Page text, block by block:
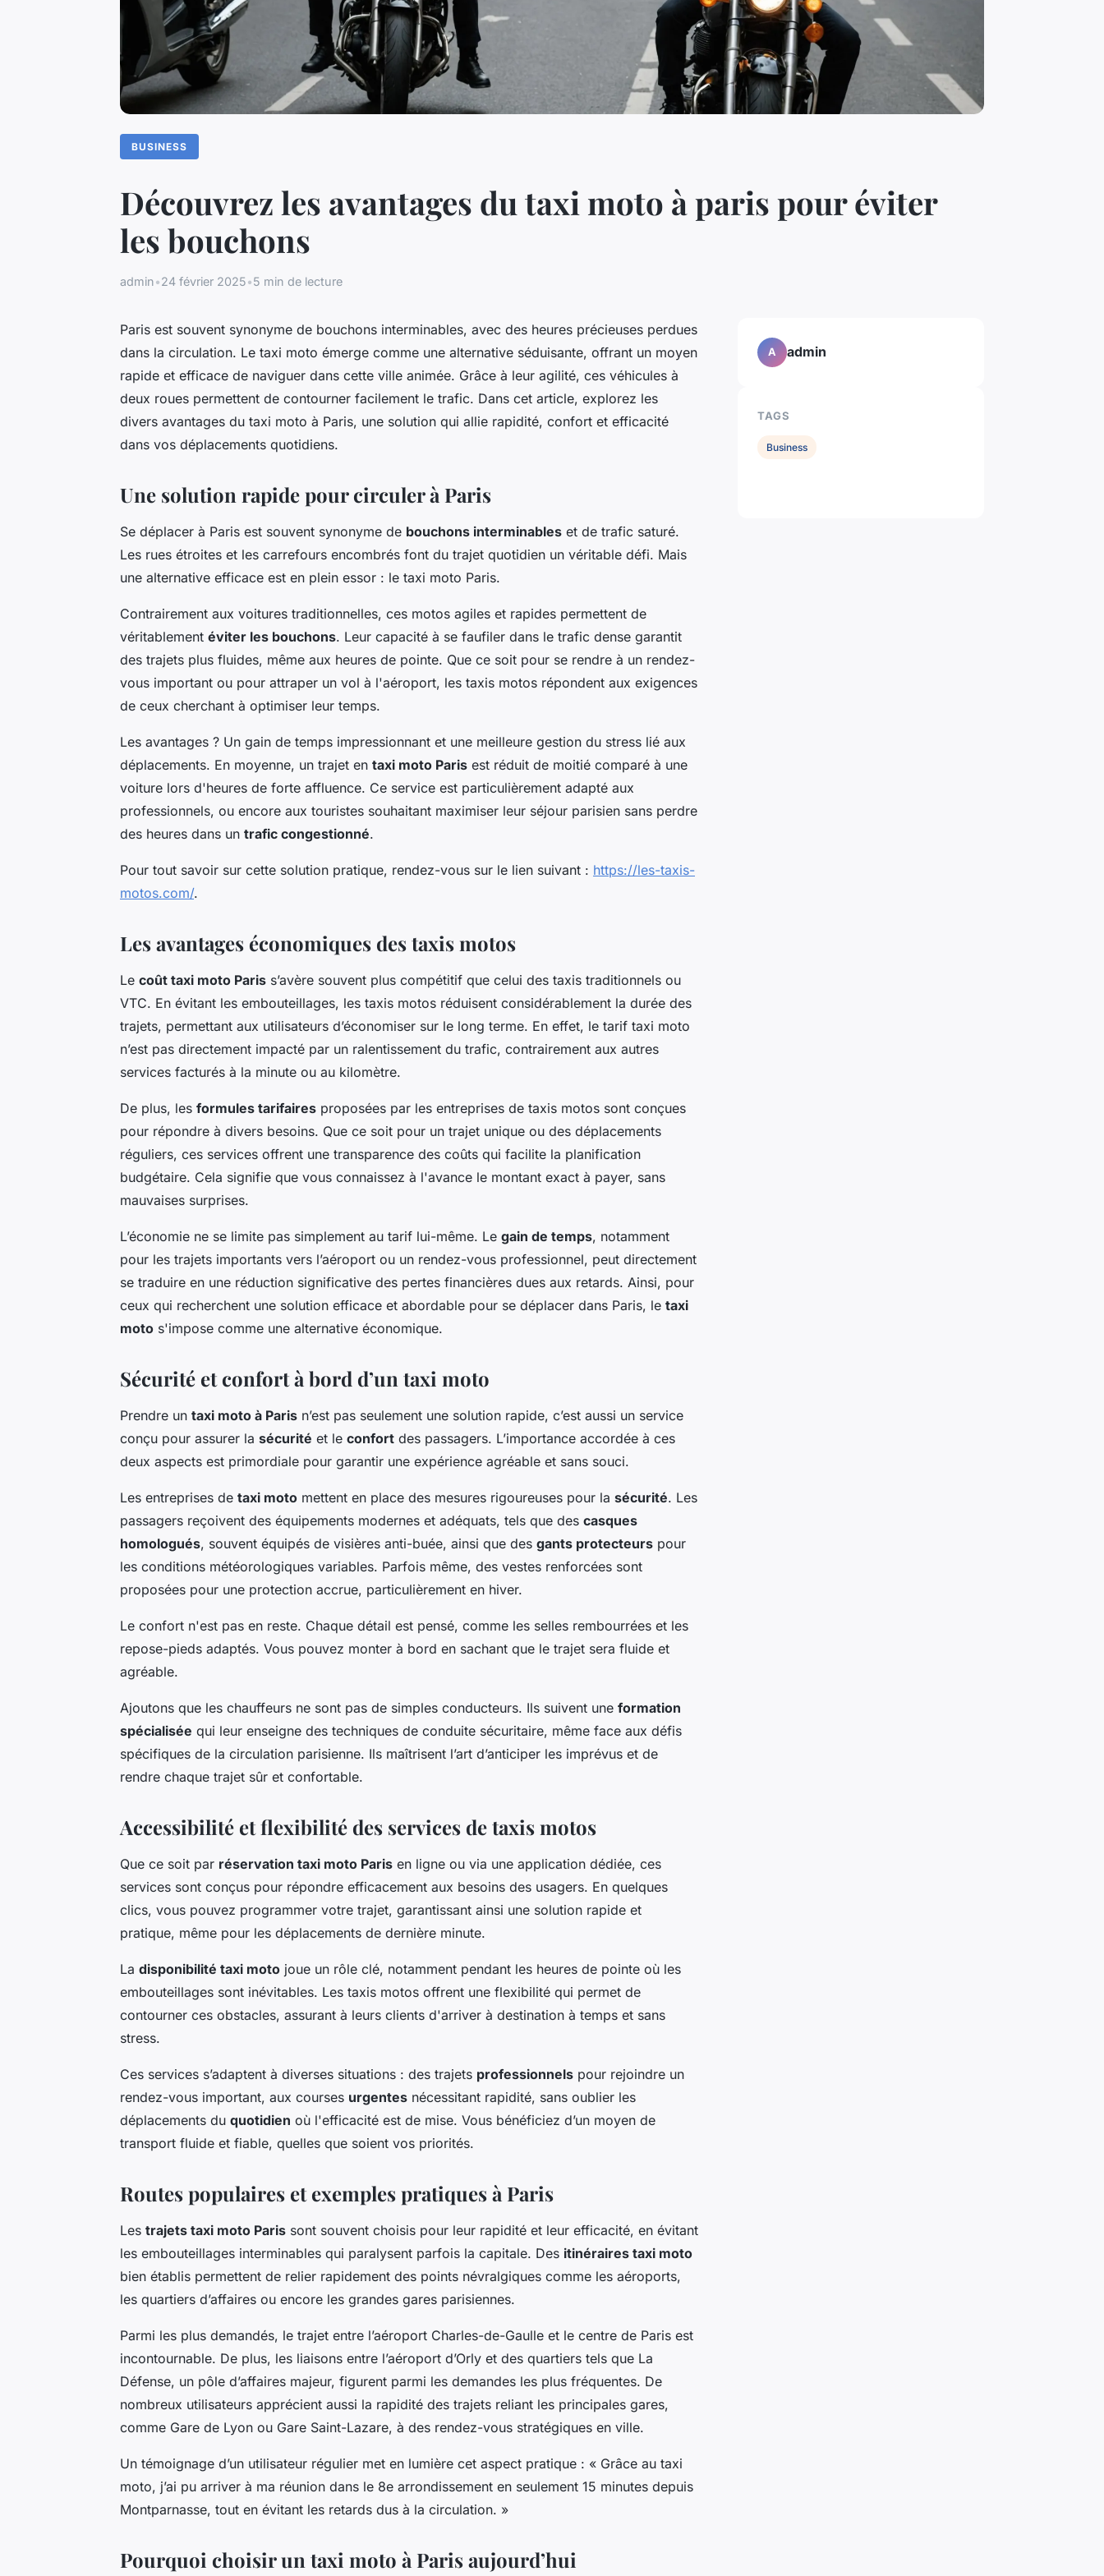
BUSINESS
Découvrez les avantages du taxi moto à paris pour éviter
les bouchons
admin•24 février 2025•5 min de lecture
Paris est souvent synonyme de bouchons interminables, avec des heures précieuses perdues
dans la circulation. Le taxi moto émerge comme une alternative séduisante, offrant un moyen
rapide et efficace de naviguer dans cette ville animée. Grâce à leur agilité, ces véhicules à
deux roues permettent de contourner facilement le trafic. Dans cet article, explorez les
divers avantages du taxi moto à Paris, une solution qui allie rapidité, confort et efficacité
dans vos déplacements quotidiens.
Une solution rapide pour circuler à Paris
Se déplacer à Paris est souvent synonyme de bouchons interminables et de trafic saturé.
Les rues étroites et les carrefours encombrés font du trajet quotidien un véritable défi. Mais
une alternative efficace est en plein essor : le taxi moto Paris.
Contrairement aux voitures traditionnelles, ces motos agiles et rapides permettent de
véritablement éviter les bouchons. Leur capacité à se faufiler dans le trafic dense garantit
des trajets plus fluides, même aux heures de pointe. Que ce soit pour se rendre à un rendez-
vous important ou pour attraper un vol à l'aéroport, les taxis motos répondent aux exigences
de ceux cherchant à optimiser leur temps.
Les avantages ? Un gain de temps impressionnant et une meilleure gestion du stress lié aux
déplacements. En moyenne, un trajet en taxi moto Paris est réduit de moitié comparé à une
voiture lors d'heures de forte affluence. Ce service est particulièrement adapté aux
professionnels, ou encore aux touristes souhaitant maximiser leur séjour parisien sans perdre
des heures dans un trafic congestionné.
Pour tout savoir sur cette solution pratique, rendez-vous sur le lien suivant : https://les-taxis-
motos.com/.
Les avantages économiques des taxis motos
Le coût taxi moto Paris s’avère souvent plus compétitif que celui des taxis traditionnels ou
VTC. En évitant les embouteillages, les taxis motos réduisent considérablement la durée des
trajets, permettant aux utilisateurs d’économiser sur le long terme. En effet, le tarif taxi moto
n’est pas directement impacté par un ralentissement du trafic, contrairement aux autres
services facturés à la minute ou au kilomètre.
De plus, les formules tarifaires proposées par les entreprises de taxis motos sont conçues
pour répondre à divers besoins. Que ce soit pour un trajet unique ou des déplacements
réguliers, ces services offrent une transparence des coûts qui facilite la planification
budgétaire. Cela signifie que vous connaissez à l'avance le montant exact à payer, sans
mauvaises surprises.
L’économie ne se limite pas simplement au tarif lui-même. Le gain de temps, notamment
pour les trajets importants vers l’aéroport ou un rendez-vous professionnel, peut directement
se traduire en une réduction significative des pertes financières dues aux retards. Ainsi, pour
ceux qui recherchent une solution efficace et abordable pour se déplacer dans Paris, le taxi
moto s'impose comme une alternative économique.
Sécurité et confort à bord d’un taxi moto
Prendre un taxi moto à Paris n’est pas seulement une solution rapide, c’est aussi un service
conçu pour assurer la sécurité et le confort des passagers. L’importance accordée à ces
deux aspects est primordiale pour garantir une expérience agréable et sans souci.
Les entreprises de taxi moto mettent en place des mesures rigoureuses pour la sécurité. Les
passagers reçoivent des équipements modernes et adéquats, tels que des casques
homologués, souvent équipés de visières anti-buée, ainsi que des gants protecteurs pour
les conditions météorologiques variables. Parfois même, des vestes renforcées sont
proposées pour une protection accrue, particulièrement en hiver.
Le confort n'est pas en reste. Chaque détail est pensé, comme les selles rembourrées et les
repose-pieds adaptés. Vous pouvez monter à bord en sachant que le trajet sera fluide et
agréable.
Ajoutons que les chauffeurs ne sont pas de simples conducteurs. Ils suivent une formation
spécialisée qui leur enseigne des techniques de conduite sécuritaire, même face aux défis
spécifiques de la circulation parisienne. Ils maîtrisent l’art d’anticiper les imprévus et de
rendre chaque trajet sûr et confortable.
Accessibilité et flexibilité des services de taxis motos
Que ce soit par réservation taxi moto Paris en ligne ou via une application dédiée, ces
services sont conçus pour répondre efficacement aux besoins des usagers. En quelques
clics, vous pouvez programmer votre trajet, garantissant ainsi une solution rapide et
pratique, même pour les déplacements de dernière minute.
La disponibilité taxi moto joue un rôle clé, notamment pendant les heures de pointe où les
embouteillages sont inévitables. Les taxis motos offrent une flexibilité qui permet de
contourner ces obstacles, assurant à leurs clients d'arriver à destination à temps et sans
stress.
Ces services s’adaptent à diverses situations : des trajets professionnels pour rejoindre un
rendez-vous important, aux courses urgentes nécessitant rapidité, sans oublier les
déplacements du quotidien où l'efficacité est de mise. Vous bénéficiez d’un moyen de
transport fluide et fiable, quelles que soient vos priorités.
Routes populaires et exemples pratiques à Paris
Les trajets taxi moto Paris sont souvent choisis pour leur rapidité et leur efficacité, en évitant
les embouteillages interminables qui paralysent parfois la capitale. Des itinéraires taxi moto
bien établis permettent de relier rapidement des points névralgiques comme les aéroports,
les quartiers d’affaires ou encore les grandes gares parisiennes.
Parmi les plus demandés, le trajet entre l’aéroport Charles-de-Gaulle et le centre de Paris est
incontournable. De plus, les liaisons entre l’aéroport d’Orly et des quartiers tels que La
Défense, un pôle d’affaires majeur, figurent parmi les demandes les plus fréquentes. De
nombreux utilisateurs apprécient aussi la rapidité des trajets reliant les principales gares,
comme Gare de Lyon ou Gare Saint-Lazare, à des rendez-vous stratégiques en ville.
Un témoignage d’un utilisateur régulier met en lumière cet aspect pratique : « Grâce au taxi
moto, j’ai pu arriver à ma réunion dans le 8e arrondissement en seulement 15 minutes depuis
Montparnasse, tout en évitant les retards dus à la circulation. »
Pourquoi choisir un taxi moto à Paris aujourd’hui
A admin
TAGS
Business